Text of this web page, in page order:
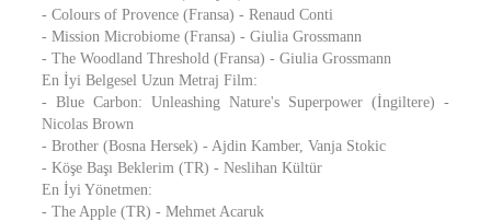
- Colours of Provence (Fransa) - Renaud Conti
- Mission Microbiome (Fransa) - Giulia Grossmann
- The Woodland Threshold (Fransa) - Giulia Grossmann
En İyi Belgesel Uzun Metraj Film:
- Blue Carbon: Unleashing Nature's Superpower (İngiltere) -
Nicolas Brown
- Brother (Bosna Hersek) - Ajdin Kamber, Vanja Stokic
- Köşe Başı Beklerim (TR) - Neslihan Kültür
En İyi Yönetmen:
- The Apple (TR) - Mehmet Acaruk